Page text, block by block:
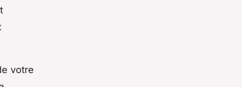
votre